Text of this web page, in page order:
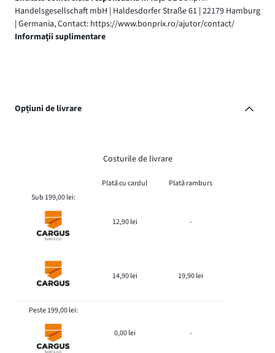
Handelsgesellschaft mbH | Haldesdorfer Straße 61 | 22179 Hamburg
| Germania, Contact: https://www.bonprix.ro/ajutor/contact/
Informaţii suplimentare
Opțiuni de livrare
Costurile de livrare
Plată cu cardul
Plată ramburs
Sub 199,00 lei:
12,90 lei -
14,90 lei 19,90 lei
Peste 199,00 lei:
0,00 lei -